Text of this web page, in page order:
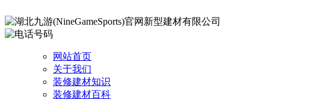
网站首页
关于我们
装修建材知识
装修建材百科